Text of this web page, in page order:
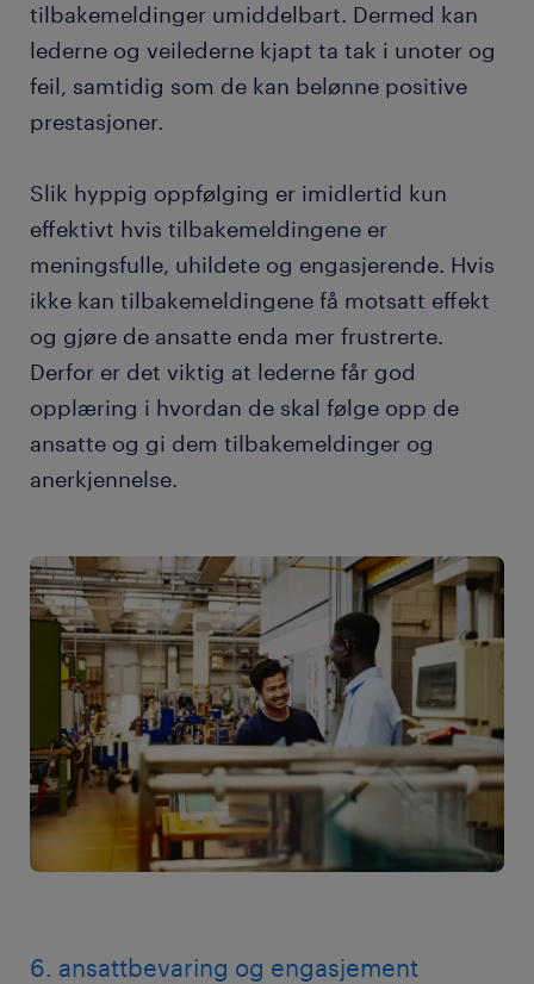
tilbakemeldinger umiddelbart. Dermed kan
lederne og veilederne kjapt ta tak i unoter og
feil, samtidig som de kan belønne positive
prestasjoner.
Slik hyppig oppfølging er imidlertid kun
effektivt hvis tilbakemeldingene er
meningsfulle, uhildete og engasjerende. Hvis
ikke kan tilbakemeldingene få motsatt effekt
og gjøre de ansatte enda mer frustrerte.
Derfor er det viktig at lederne får god
opplæring i hvordan de skal følge opp de
ansatte og gi dem tilbakemeldinger og
anerkjennelse.
6. ansattbevaring og engasjement